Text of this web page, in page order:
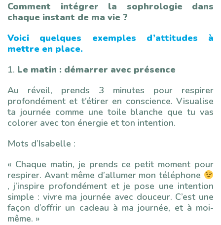
Comment intégrer la sophrologie dans
chaque instant de ma vie ?
Voici quelques exemples d’attitudes à
mettre en place.
1. Le matin : démarrer avec présence
Au réveil, prends 3 minutes pour respirer
profondément et t’étirer en conscience. Visualise
ta journée comme une toile blanche que tu vas
colorer avec ton énergie et ton intention.
Mots d’Isabelle :
« Chaque matin, je prends ce petit moment pour
respirer. Avant même d’allumer mon téléphone
, j’inspire profondément et je pose une intention
simple : vivre ma journée avec douceur. C’est une
façon d’offrir un cadeau à ma journée, et à moi-
même. »